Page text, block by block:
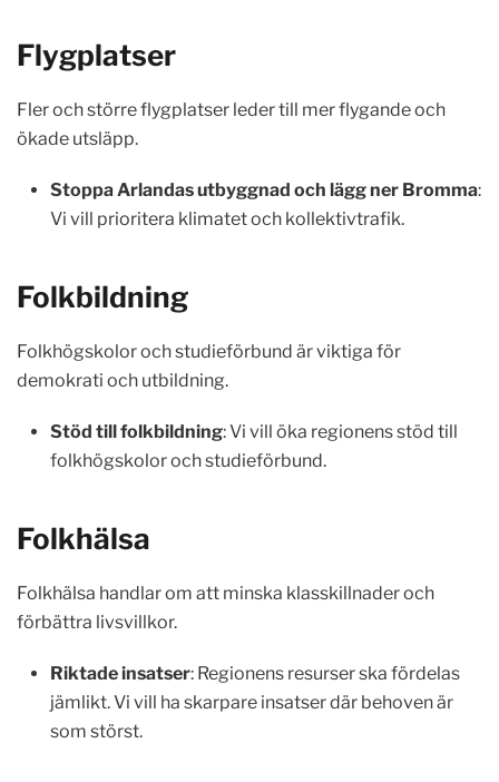
Flygplatser
Fler och större flygplatser leder till mer flygande och
ökade utsläpp.
Stoppa Arlandas utbyggnad och lägg ner Bromma:
Vi vill prioritera klimatet och kollektivtrafik.
Folkbildning
Folkhögskolor och studieförbund är viktiga för
demokrati och utbildning.
Stöd till folkbildning: Vi vill öka regionens stöd till
folkhögskolor och studieförbund.
Folkhälsa
Folkhälsa handlar om att minska klasskillnader och
förbättra livsvillkor.
Riktade insatser: Regionens resurser ska fördelas
jämlikt. Vi vill ha skarpare insatser där behoven är
som störst.